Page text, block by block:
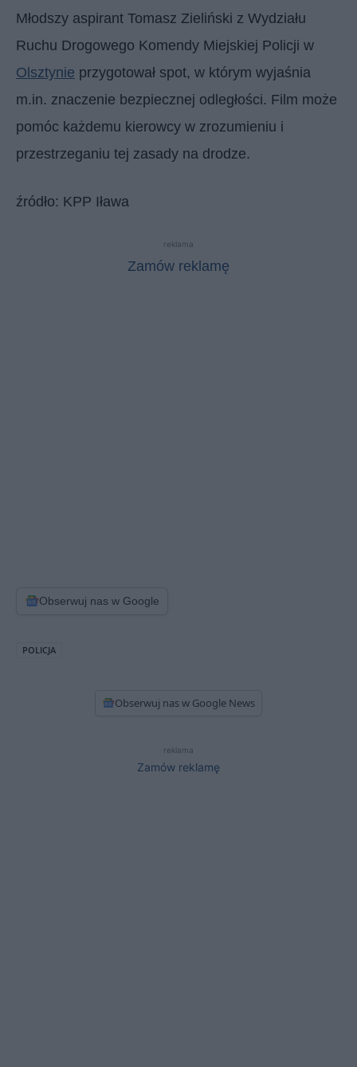
Młodszy aspirant Tomasz Zieliński z Wydziału
Ruchu Drogowego Komendy Miejskiej Policji w
Olsztynie przygotował spot, w którym wyjaśnia
m.in. znaczenie bezpiecznej odległości. Film może
pomóc każdemu kierowcy w zrozumieniu i
przestrzeganiu tej zasady na drodze.
źródło: KPP Iława
reklama
Zamów reklamę
Obserwuj nas w Google
POLICJA
Obserwuj nas w Google News
reklama
Zamów reklamę